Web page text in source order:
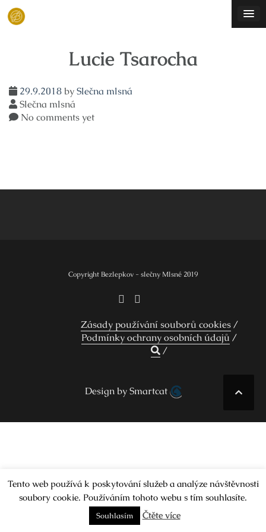
Skip
Lucie Tsarocha
29.9.2018bySlečna mlsná
Slečna mlsná
No comments yet
Copyright Bezlepkov - slečny Mlsné 2019
Zásady používání souborů cookies
Podmínky ochrany osobních údajů
Design by Smartcat
Tento web používá k poskytování služeb a analýze návštěvnosti
soubory cookie. Používáním tohoto webu s tím souhlasíte.
Souhlasím Čtěte více